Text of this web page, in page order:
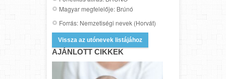
Magyar megfelelője: Brúnó
Forrás: Nemzetiségi nevek (Horvát)
Vissza az utónevek listájához
AJÁNLOTT CIKKEK